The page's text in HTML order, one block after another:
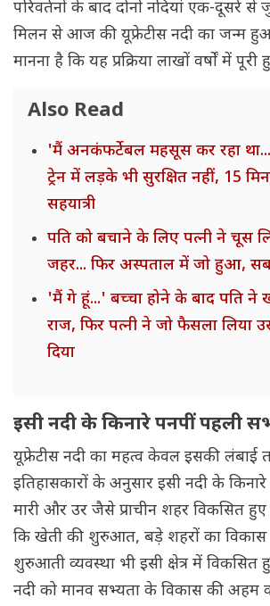
परिवर्तनों के बाद दोनों नदियां एक-दूसरे
मिलन से आज की यूफ्रेटीस नदी का जन्म
मानना है कि यह प्रक्रिया लाखों वर्षों में पूरी
Also Read
'मैं अनकंफर्टेबल महसूस कर रहा
ट्रेन में लड़के भी सुरक्षित नहीं, 15
सहयात्री
पति को बचाने के लिए पत्नी ने चूस
जहर... फिर अस्पताल में जो हुआ,
'मैं गे हूं...' बच्चा होने के बाद पति ने
राज, फिर पत्नी ने जो फैसला लिया
दिया
इसी नदी के किनारे पनपीं पहली
यूफ्रेटीस नदी का महत्व केवल इसकी लंबाई
इतिहासकारों के अनुसार इसी नदी के
मारी और उर जैसे प्राचीन शहर विकसित हुए
कि खेती की शुरुआत, बड़े शहरों का
शुरुआती व्यवस्था भी इसी क्षेत्र में विकसित
नदी को मानव सभ्यता के विकास की अहम